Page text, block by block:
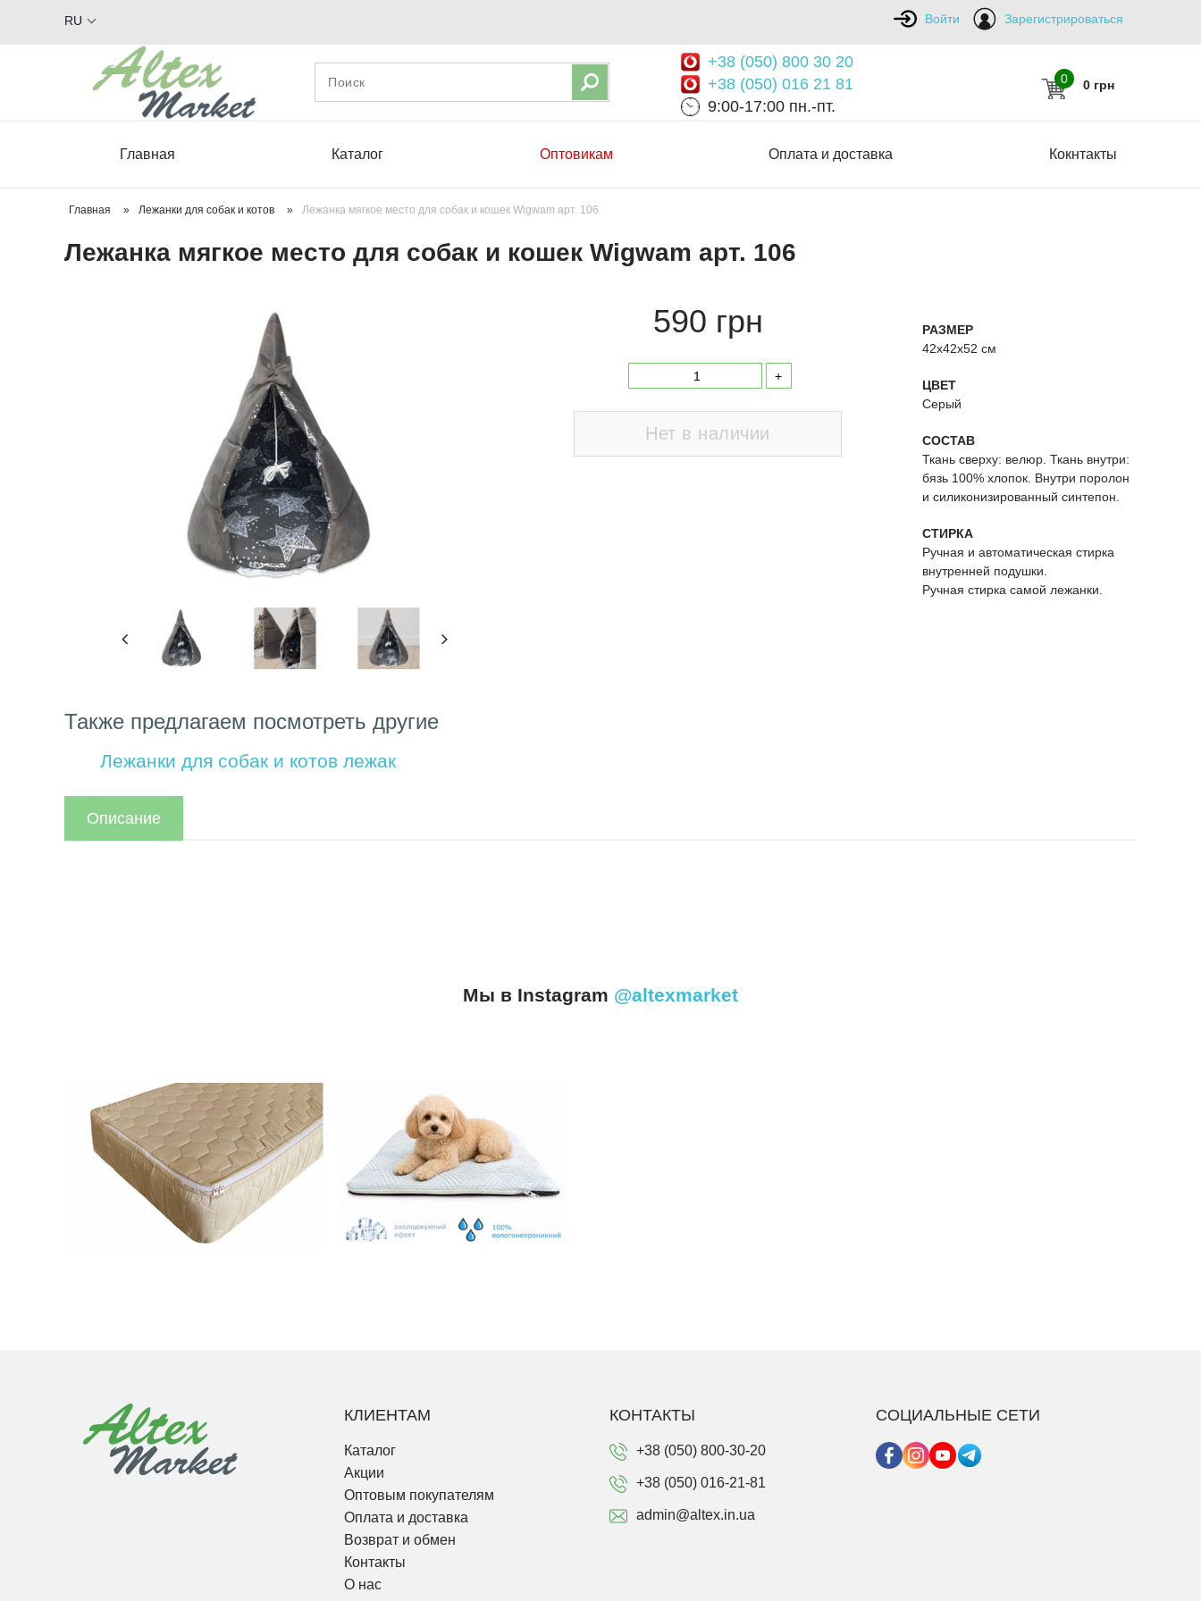
Войти Зарегистрироваться
RU
+38 (050) 800 30 20
+38 (050) 016 21 81
9:00-17:00 пн.-пт.
0 0 грн
Главная Каталог Оптовикам Оплата и доставка Кокнтакты
Главная » Лежанки для собак и котов » Лежанка мягкое место для собак и кошек Wigwam арт. 106
Лежанка мягкое место для собак и кошек Wigwam арт. 106
590 грн
Нет в наличии
РАЗМЕР
42х42х52 см
ЦВЕТ
Серый
СОСТАВ
Ткань сверху: велюр. Ткань внутри:
бязь 100% хлопок. Внутри поролон
и силиконизированный синтепон.
СТИРКА
Ручная и автоматическая стирка
внутренней подушки.
Ручная стирка самой лежанки.
Также предлагаем посмотреть другие
Лежанки для собак и котов лежак
Описание
Мы в Instagram @altexmarket
КЛИЕНТАМ
Каталог
Акции
Оптовым покупателям
Оплата и доставка
Возврат и обмен
Контакты
О нас
КОНТАКТЫ
+38 (050) 800-30-20
+38 (050) 016-21-81
admin@altex.in.ua
СОЦИАЛЬНЫЕ СЕТИ